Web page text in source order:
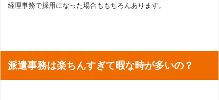
経理事務で採用になった場合ももちろんあります。
派遣事務は楽ちんすぎて暇な時が多いの？